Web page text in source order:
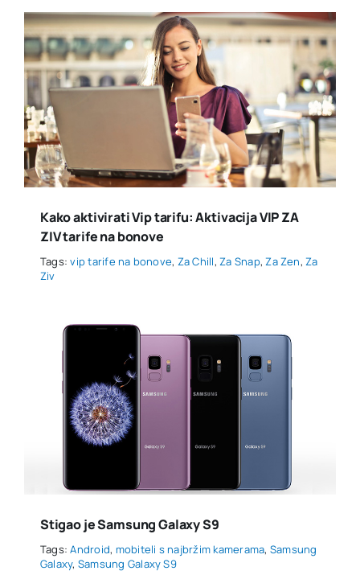
Kako aktivirati Vip tarifu: Aktivacija VIP ZA
ZIV tarife na bonove
Tags:vip tarife na bonove, Za Chill,Za Snap,Za Zen,Za
Ziv
Stigao je Samsung Galaxy S9
Tags:Android, mobiteli s najbržim kamerama, Samsung
Galaxy, Samsung Galaxy S9